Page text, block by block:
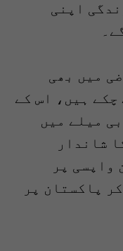
اپنی
میں بھی
چکے ہیں، اس کے
میلے میں
شاندار
واپسی پر
پاکستان پر